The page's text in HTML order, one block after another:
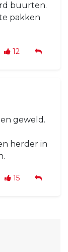
buurten.
pakken
12
geweld.
herder in
15